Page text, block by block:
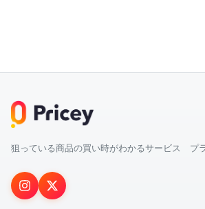
狙っている商品の買い時がわかるサービス プ